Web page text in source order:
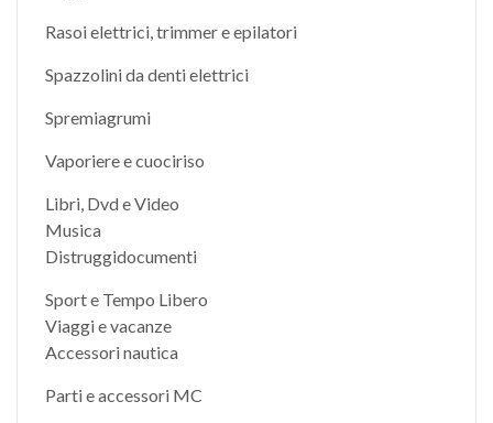
Rasoi elettrici, trimmer e epilatori
Spazzolini da denti elettrici
Spremiagrumi
Vaporiere e cuociriso
Libri, Dvd e Video
Musica
Distruggidocumenti
Sport e Tempo Libero
Viaggi e vacanze
Accessori nautica
Parti e accessori MC